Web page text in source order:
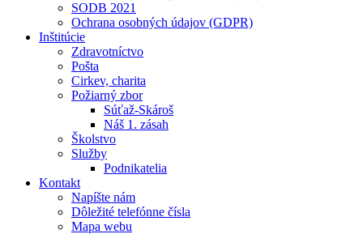
SODB 2021
Ochrana osobných údajov (GDPR)
Inštitúcie
Zdravotníctvo
Pošta
Cirkev, charita
Požiarný zbor
Súťaž-Skároš
Náš 1. zásah
Školstvo
Služby
Podnikatelia
Kontakt
Napíšte nám
Dôležité telefónne čísla
Mapa webu